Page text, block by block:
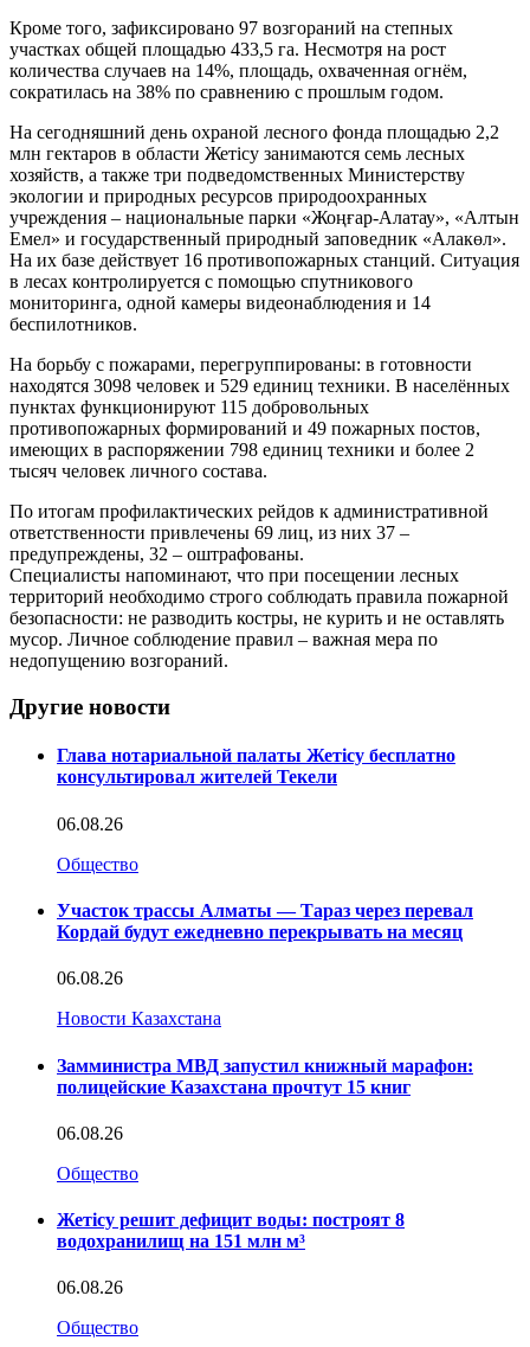
Кроме того, зафиксировано 97 возгораний на степных
участках общей площадью 433,5 га. Несмотря на рост
количества случаев на 14%, площадь, охваченная огнём,
сократилась на 38% по сравнению с прошлым годом.
На сегодняшний день охраной лесного фонда площадью 2,2
млн гектаров в области Жетісу занимаются семь лесных
хозяйств, а также три подведомственных Министерству
экологии и природных ресурсов природоохранных
учреждения – национальные парки «Жоңғар-Алатау», «Алтын
Емел» и государственный природный заповедник «Алакөл».
На их базе действует 16 противопожарных станций. Ситуация
в лесах контролируется с помощью спутникового
мониторинга, одной камеры видеонаблюдения и 14
беспилотников.
На борьбу с пожарами, перегруппированы: в готовности
находятся 3098 человек и 529 единиц техники. В населённых
пунктах функционируют 115 добровольных
противопожарных формирований и 49 пожарных постов,
имеющих в распоряжении 798 единиц техники и более 2
тысяч человек личного состава.
По итогам профилактических рейдов к административной
ответственности привлечены 69 лиц, из них 37 –
предупреждены, 32 – оштрафованы.
Специалисты напоминают, что при посещении лесных
территорий необходимо строго соблюдать правила пожарной
безопасности: не разводить костры, не курить и не оставлять
мусор. Личное соблюдение правил – важная мера по
недопущению возгораний.
Другие новости
Глава нотариальной палаты Жетісу бесплатно
консультировал жителей Текели
06.08.26
Общество
Участок трассы Алматы — Тараз через перевал
Кордай будут ежедневно перекрывать на месяц
06.08.26
Новости Казахстана
Замминистра МВД запустил книжный марафон:
полицейские Казахстана прочтут 15 книг
06.08.26
Общество
Жетісу решит дефицит воды: построят 8
водохранилищ на 151 млн м³
06.08.26
Общество